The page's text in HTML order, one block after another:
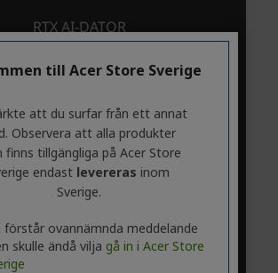
till Acer Store Sverige
att du surfar från ett annat
Observera att alla produkter
finns tillgängliga på Acer Store
endast levereras inom
Sverige.
förstår ovannämnda meddelande
skulle ändå vilja gå in i Acer Store